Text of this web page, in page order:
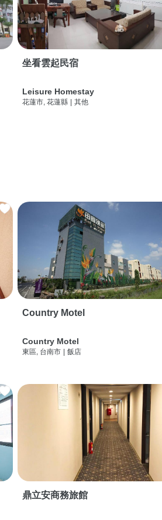
坐看雲起民宿
Leisure Homestay
花蓮市, 花蓮縣 其他
Country Motel
Country Motel
東區, 台南市 飯店
鼎立安商務旅館